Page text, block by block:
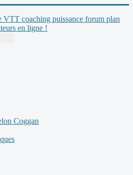
VTT coaching puissance forum plan
en ligne !
Coggan